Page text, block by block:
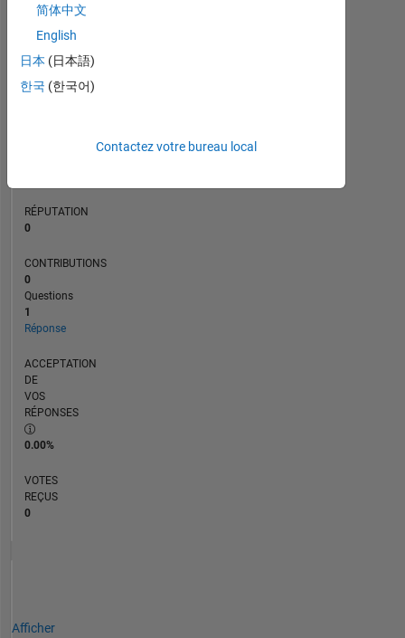
02/24
06/24
10/24
02/25
06/25
02/26
06/26
RANG
RÉPUTATION
0
CONTRIBUTIONS
0
Questions
1
Réponse
ACCEPTATION
DE
VOS
RÉPONSES
0.00%
VOTES
REÇUS
0
Afficher
简体中文
English
日本 (日本語)
한국 (한국어)
Contactez votre bureau local